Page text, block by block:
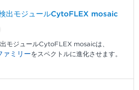
出モジュールCytoFLEX mosaic
モジュールCytoFLEX mosaicは、
ミリーをスペクトルに進化させます。